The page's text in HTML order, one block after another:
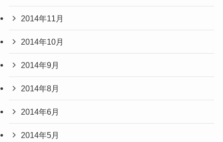
2014年11月
2014年10月
2014年9月
2014年8月
2014年6月
2014年5月